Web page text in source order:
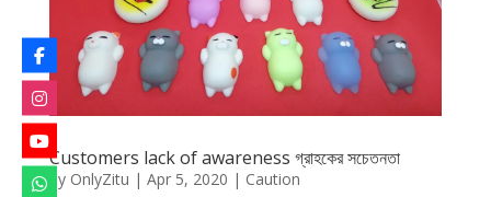
Customers lack of awareness গ্রাহকের সচেতনতা
by OnlyZitu | Apr 5, 2020 | Caution